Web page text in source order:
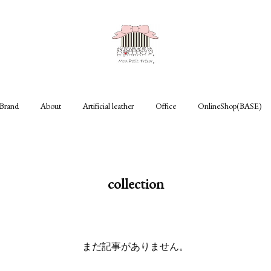
Brand About Artificial leather Office OnlineShop(BASE)
collection
まだ記事がありません。